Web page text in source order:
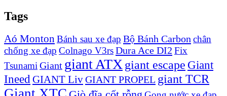
Tags
Aó Monton Bánh sau xe đạp Bộ Bánh Carbon chân
chống xe đạp Colnago V3rsDura Ace DI2 Fix
Tsunami Giant giant ATX giant escape Giant
Ineed GIANT LivGIANT PROPEL giant TCR